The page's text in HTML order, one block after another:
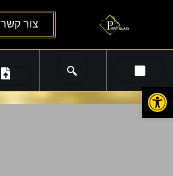
צור קשר
פתח סרגל נגישות